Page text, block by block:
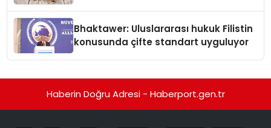
Bhaktawer: Uluslararası hukuk Filistin
konusunda çifte standart uyguluyor
Haberin Doğru Adresi - Haberport.gen.tr